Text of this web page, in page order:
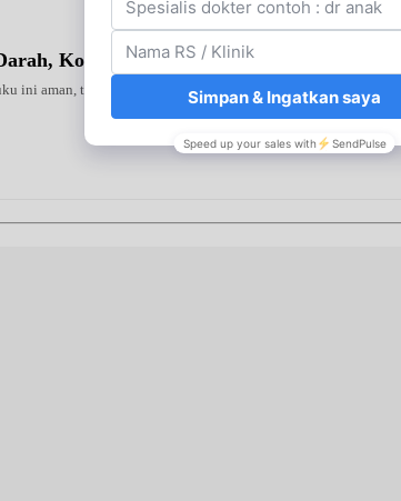
Kolesterol & Asam Urat)
ini aman, terverifikasi, dan dapat digunakan secara mandiri